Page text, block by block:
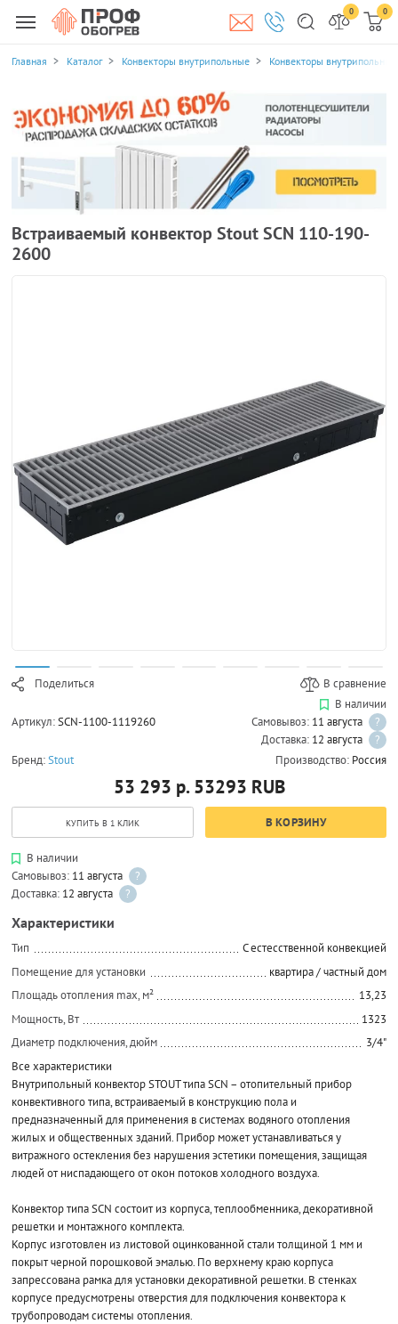
0 0
Главная Каталог Конвекторы внутрипольные Конвекторы
Встраиваемый конвектор Stout SCN 110-190-
2600
Поделиться В сравнение
Артикул:SCN-1100-1119260
В наличии
Самовывоз: 11 августа
?
Доставка: 12 августа
?
Бренд:Stout Производство: Россия
53 293 р. 53293 RUB
КУПИТЬ В 1 КЛИК В КОРЗИНУ
В наличии
Самовывоз: 11 августа
?
Доставка: 12 августа ?
Характеристики
Тип
C естесственной конвекцией
Помещение для установки
квартира / частный дом
Площадь отопления max, м²
13,23
Мощность, Вт
1323
Диаметр подключения, дюйм
3/4"
Все характеристики
Внутрипольный конвектор STOUT типа SCN – отопительный прибор
конвективного типа, встраиваемый в конструкцию пола и
предназначенный для применения в системах водяного отопления
жилых и общественных зданий. Прибор может устанавливаться у
витражного остекления без нарушения эстетики помещения, защищая
людей от ниспадающего от окон потоков холодного воздуха.
Конвектор типа SCN состоит из корпуса, теплообменника, декоративной
решетки и монтажного комплекта.
Корпус изготовлен из листовой оцинкованной стали толщиной 1 мм и
покрыт черной порошковой эмалью. По верхнему краю корпуса
запрессована рамка для установки декоративной решетки. В стенках
корпусе предусмотрены отверстия для подключения конвектора к
трубопроводам системы отопления.